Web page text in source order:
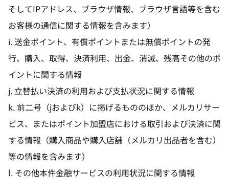
そしてIPアドレス、ブラウザ情報、ブラウザ言語等を含む
お客様の通信に関する情報を含みます）
i. 送金ポイント、有償ポイントまたは無償ポイントの発
行、購入、取得、決済利用、出金、消滅、残高その他のポ
イントに関する情報
j. 立替払い決済の利用および支払状況に関する情報
k. 前二号（jおよびk）に掲げるもののほか、メルカリサー
ビス、またはポイント加盟店における取引および決済に関
する情報（購入商品や購入店舗（メルカリ出品者を含む）
等の情報を含みます）
l. その他本件金融サービスの利用状況に関する情報